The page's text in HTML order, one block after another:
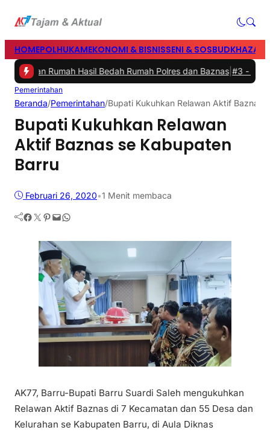
HOMEPOLHUKAMEKONOMI & BISNISSENI & SOSBUD
Rumah Hasil Bedah Rumah Polres dan Baznas|#3 - Bupati
Pemerintahan
Beranda/Pemerintahan/Bupati Kukuhkan Relawan Aktif Baznas
Bupati Kukuhkan Relawan
Aktif Baznas se Kabupaten
Barru
Februari 26, 2020•1 Menit membaca
Facebook Twitter Pinterest Mail WhatsApp
AK77, Barru-Bupati Barru Suardi Saleh mengukuhkan
Relawan Aktif Baznas di 7 Kecamatan dan 55 Desa dan
Kelurahan se Kabupaten Barru, di Aula Diknas